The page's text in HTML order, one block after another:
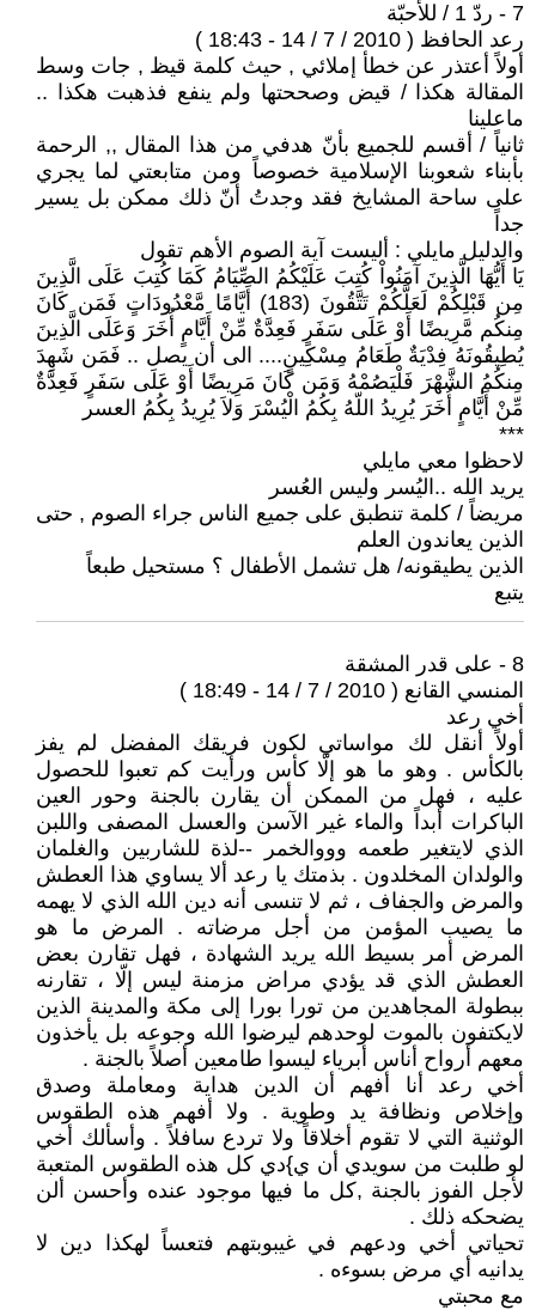
7 - ردّ 1 / للأحبّة
رعد الحافظ ( 2010 / 7 / 14 - 18:43 )
أولاً أعتذر عن خطأ إملائي , حيث كلمة قيظ , جات وسط
المقالة هكذا / قيض وصححتها ولم ينفع فذهبت هكذا ..
ماعلينا
ثانياً / أقسم للجميع بأنّ هدفي من هذا المقال ,, الرحمة
بأبناء شعوبنا الإسلامية خصوصاً ومن متابعتي لما يجري
على ساحة المشايخ فقد وجدتُ أنّ ذلك ممكن بل يسير
جداً
والدليل مايلي : أليست آية الصوم الأهم تقول
يَا أَيُّهَا الَّذِينَ آمَنُواْ كُتِبَ عَلَيْكُمُ الصِّيَامُ كَمَا كُتِبَ عَلَى الَّذِينَ
مِن قَبْلِكُمْ لَعَلَّكُمْ تَتَّقُونَ (183) أَيَّامًا مَّعْدُودَاتٍ فَمَن كَانَ
مِنكُم مَّرِيضًا أَوْ عَلَى سَفَرٍ فَعِدَّةٌ مِّنْ أَيَّامٍ أُخَرَ وَعَلَى الَّذِينَ
يُطِيقُونَهُ فِدْيَةٌ طَعَامُ مِسْكِينٍ.... الى أن يصل .. فَمَن شَهِدَ
مِنكُمُ الشَّهْرَ فَلْيَصُمْهُ وَمَن كَانَ مَرِيضًا أَوْ عَلَى سَفَرٍ فَعِدَّةٌ
مِّنْ أَيَّامٍ أُخَرَ يُرِيدُ اللّهُ بِكُمُ الْيُسْرَ وَلاَ يُرِيدُ بِكُمُ العسر
***
لاحظوا معي مايلي
يريد الله ..اليُسر وليس العُسر
مريضاً / كلمة تنطبق على جميع الناس جراء الصوم , حتى
الذين يعاندون العلم
الذين يطيقونه/ هل تشمل الأطفال ؟ مستحيل طبعاً
يتبع
8 - على قدر المشقة
المنسي القانع ( 2010 / 7 / 14 - 18:49 )
أخي رعد
أولاً أنقل لك مواساتي لكون فريقك المفضل لم يفز
بالكأس . وهو ما هو إلّا كأس ورأيت كم تعبوا للحصول
عليه ، فهل من الممكن أن يقارن بالجنة وحور العين
الباكرات أبداً والماء غير الآسن والعسل المصفى واللبن
الذي لايتغير طعمه وووالخمر --لذة للشاربين والغلمان
والولدان المخلدون . بذمتك يا رعد ألا يساوي هذا العطش
والمرض والجفاف ، ثم لا تنسى أنه دين الله الذي لا يهمه
ما يصيب المؤمن من أجل مرضاته . المرض ما هو
المرض أمر بسيط الله يريد الشهادة ، فهل تقارن بعض
العطش الذي قد يؤدي مراض مزمنة ليس إلّا ، تقارنه
ببطولة المجاهدين من تورا بورا إلى مكة والمدينة الذين
لايكتفون بالموت لوحدهم ليرضوا الله وجوعه بل يأخذون
معهم أرواح أناس أبرياء ليسوا طامعين أصلاً بالجنة .
أخي رعد أنا أفهم أن الدين هداية ومعاملة وصدق
وإخلاص ونظافة يد وطوية . ولا أفهم هذه الطقوس
الوثنية التي لا تقوم أخلاقاً ولا تردع سافلاً . وأسألك أخي
لو طلبت من سويدي أن ي}دي كل هذه الطقوس المتعبة
لأجل الفوز بالجنة ,كل ما فيها موجود عنده وأحسن ألن
يضحكه ذلك .
تحياتي أخي ودعهم في غيبوبتهم فتعساً لهكذا دين لا
يدانيه أي مرض بسوءه .
مع محبتي